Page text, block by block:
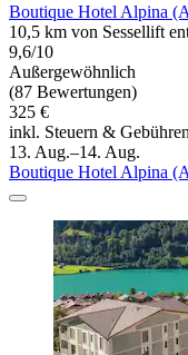
Boutique Hotel Alpina
10,5 km von Sessellift
9,6/10
Außergewöhnlich
(87 Bewertungen)
325 €
inkl. Steuern & Gebühren
13. Aug.–14. Aug.
Boutique Hotel Alpina